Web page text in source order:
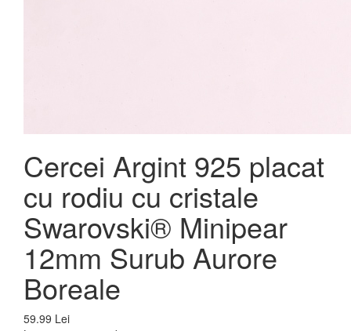
Cercei Argint 925 placat
cu rodiu cu cristale
Swarovski® Minipear
12mm Surub Aurore
Boreale
59.99 Lei